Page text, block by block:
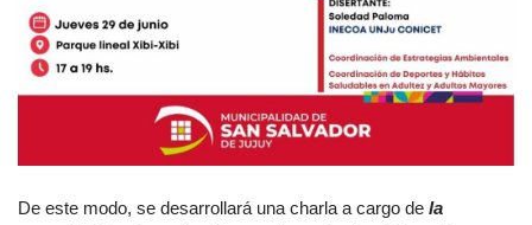
De este modo, se desarrollará una charla a cargo de la